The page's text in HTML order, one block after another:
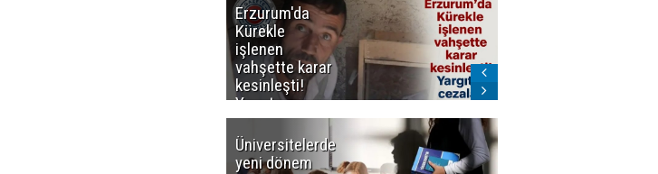
Erzurum'da
Kürekle
işlenen
vahşette karar
kesinleşti!
Yargıtay
cezaları onadı
Üniversitelerde
yeni dönem